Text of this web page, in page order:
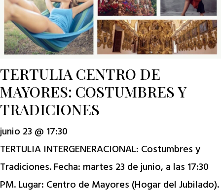
TERTULIA CENTRO DE
MAYORES: COSTUMBRES Y
TRADICIONES
junio 23 @ 17:30
TERTULIA INTERGENERACIONAL: Costumbres y
Tradiciones. Fecha: martes 23 de junio, a las 17:30
PM. Lugar: Centro de Mayores (Hogar del Jubilado).